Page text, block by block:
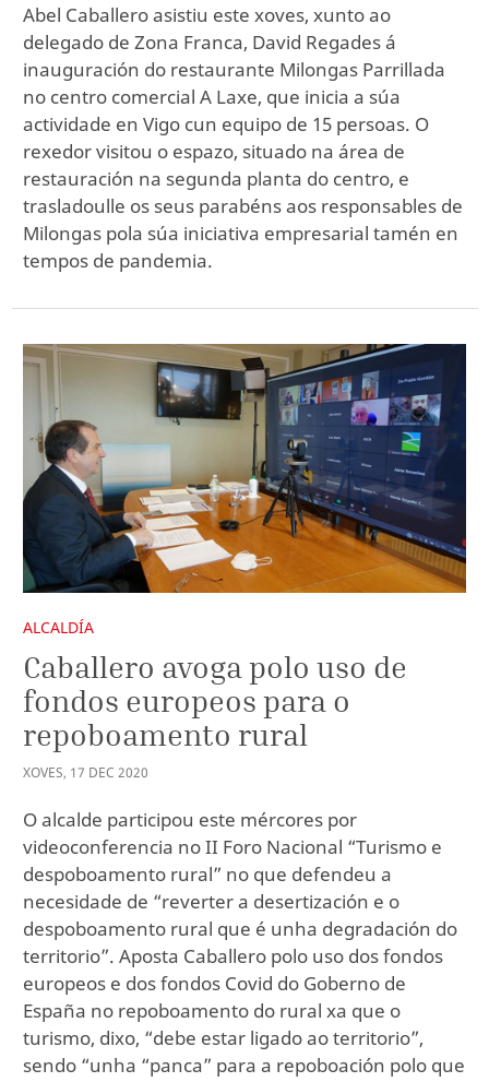
Abel Caballero asistiu este xoves, xunto ao
delegado de Zona Franca, David Regades á
inauguración do restaurante Milongas Parrillada
no centro comercial A Laxe, que inicia a súa
actividade en Vigo cun equipo de 15 persoas. O
rexedor visitou o espazo, situado na área de
restauración na segunda planta do centro, e
trasladoulle os seus parabéns aos responsables de
Milongas pola súa iniciativa empresarial tamén en
tempos de pandemia.
ALCALDÍA
Caballero avoga polo uso de
fondos europeos para o
repoboamento rural
XOVES, 17 DEC 2020
O alcalde participou este mércores por
videoconferencia no II Foro Nacional “Turismo e
despoboamento rural” no que defendeu a
necesidade de “reverter a desertización e o
despoboamento rural que é unha degradación do
territorio”. Aposta Caballero polo uso dos fondos
europeos e dos fondos Covid do Goberno de
España no repoboamento do rural xa que o
turismo, dixo, “debe estar ligado ao territorio”,
sendo “unha “panca” para a repoboación polo que